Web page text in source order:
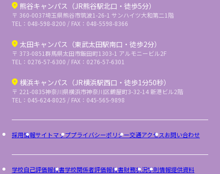
熊谷キャンパス（JR熊谷駅北口・徒歩5分）
〒 360-0037埼玉県熊谷市筑波1-26-1 サンハイツ大和第二1階
TEL：048-598-8200 / FAX：048-5598-8366
太田キャンパス（東武太田駅南口・徒歩2分）
〒 373-0851群馬県太田市飯田町1303-1 アルモニービル2F
TEL：0276-57-6300 / FAX：0276-57-6301
横浜キャンパス（JR横浜駅西口・徒歩1分50秒）
〒 221-0835神奈川県横浜市神奈川区鶴屋町3-32-14 新港ビル2階
TEL：045-624-8025 / FAX：045-565-9898
採用情報サイトマッププライバシーポリシー交通アクセスお問い合わせ
学校自己評価報告書学校関係者評価報告書財務状況学則情報提供資料